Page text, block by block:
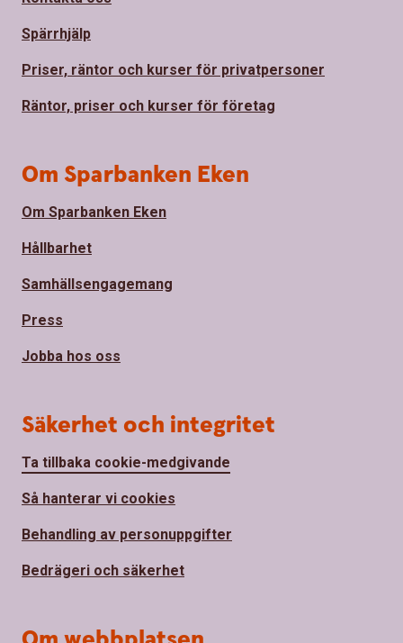
Spärrhjälp
Priser, räntor och kurser för privatpersoner
Räntor, priser och kurser för företag
Om Sparbanken Eken
Om Sparbanken Eken
Hållbarhet
Samhällsengagemang
Press
Jobba hos oss
Säkerhet och integritet
Ta tillbaka cookie-medgivande
Så hanterar vi cookies
Behandling av personuppgifter
Bedrägeri och säkerhet